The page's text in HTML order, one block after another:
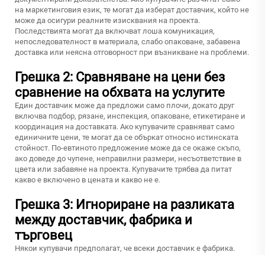
на маркетинговия език, те могат да изберат доставчик, който не
може да осигури реалните изисквания на проекта.
Последствията могат да включват лоша комуникация,
непоследователност в материала, слабо опаковане, забавена
доставка или неясна отговорност при възникване на проблеми.
Грешка 2: Сравняване на цени без
сравнение на обхвата на услугите
Един доставчик може да предложи само плочи, докато друг
включва подбор, рязане, инспекция, опаковане, етикетиране и
координация на доставката. Ако купувачите сравняват само
единичните цени, те могат да се объркат относно истинската
стойност. По-евтиното предложение може да се окаже скъпо,
ако доведе до чупене, неправилни размери, несъответствие в
цвета или забавяне на проекта. Купувачите трябва да питат
какво е включено в цената и какво не е.
Грешка 3: Игнориране на разликата
между доставчик, фабрика и
търговец
Някои купувачи предполагат, че всеки доставчик е фабрика.